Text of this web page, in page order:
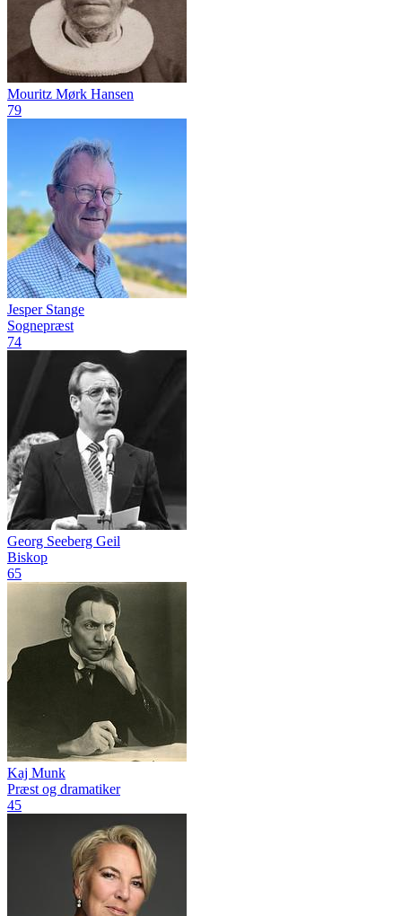
Mouritz Mørk Hansen
79
Jesper Stange
Sognepræst
74
Georg Seeberg Geil
Biskop
65
Kaj Munk
Præst og dramatiker
45